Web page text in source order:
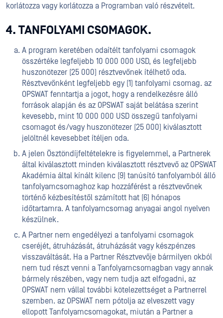
korlátozza vagy korlátozza a Programban való részvételt.
4. TANFOLYAMI CSOMAGOK.
A program keretében odaítélt tanfolyami csomagok
összértéke legfeljebb 10 000 000 USD, és legfeljebb
huszonötezer (25 000) résztvevőnek ítélhető oda.
Résztvevőnként legfeljebb egy (1) tanfolyami csomag. az
OPSWAT fenntartja a jogot, hogy a rendelkezésre álló
források alapján és az OPSWAT saját belátása szerint
kevesebb, mint 10 000 000 USD összegű tanfolyami
csomagot és/vagy huszonötezer (25 000) kiválasztott
jelöltnél kevesebbet ítéljen oda.
A jelen Ösztöndíjfeltételekre is figyelemmel, a Partnerek
által kiválasztott minden kiválasztott résztvevő az OPSWAT
Akadémia által kínált kilenc (9) tanúsító tanfolyamból álló
tanfolyamcsomaghoz kap hozzáférést a résztvevőnek
történő kézbesítéstől számított hat (6) hónapos
időtartamra. A tanfolyamcsomag anyagai angol nyelven
készülnek.
A Partner nem engedélyezi a tanfolyami csomagok
cseréjét, átruházását, átruházását vagy készpénzes
visszaváltását. Ha a Partner Résztvevője bármilyen okból
nem tud részt venni a Tanfolyamcsomagban vagy annak
bármely részében, vagy nem tudja azt elfogadni, az
OPSWAT nem vállal további kötelezettséget a Partnerrel
szemben. az OPSWAT nem pótolja az elveszett vagy
ellopott Tanfolyamcsomagokat, miután a Partner a